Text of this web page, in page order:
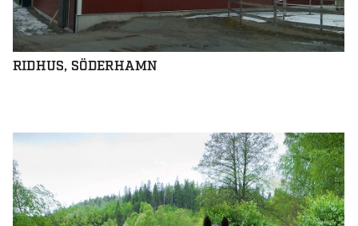
RIDHUS, SÖDERHAMN